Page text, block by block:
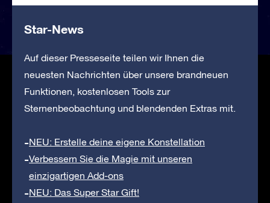
Star-News
Auf dieser Presseseite teilen wir Ihnen die
neuesten Nachrichten über unsere brandneuen
Funktionen, kostenlosen Tools zur
Sternenbeobachtung und blendenden Extras mit.
NEU: Erstelle deine eigene Konstellation
Verbessern Sie die Magie mit unseren
einzigartigen Add-ons
NEU: Das Super Star Gift!